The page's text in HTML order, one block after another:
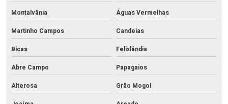
Montalvânia
Águas Vermelhas
Martinho Campos
Candeias
Bicas
Felixlândia
Abre Campo
Papagaios
Alterosa
Grão Mogol